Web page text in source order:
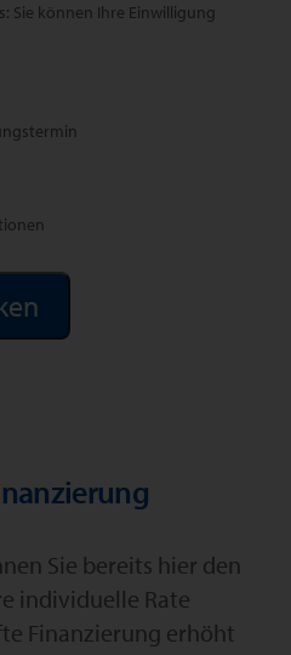
Sie können Ihre Einwilligung
Sie bereits hier den
individuelle Rate
Finanzierung erhöht